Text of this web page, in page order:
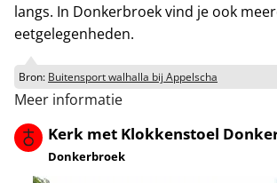
langs. In Donkerbroek vind je ook
eetgelegenheden.
Bron: Buitensport walhalla bij Appelscha
Meer informatie
Kerk met Klokkenstoel
Donkerbroek